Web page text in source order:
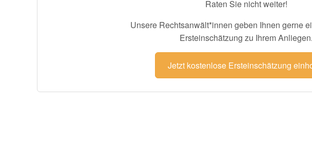
Raten Sie nicht weiter!
Unsere Rechtsanwält*innen geben Ihnen gerne
Ersteinschätzung zu Ihrem Anliegen.
Jetzt kostenlose Ersteinschätzung